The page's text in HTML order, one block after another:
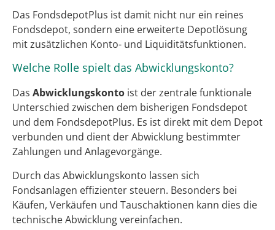
Das FondsdepotPlus ist damit nicht nur ein reines
Fondsdepot, sondern eine erweiterte Depotlösung
mit zusätzlichen Konto- und Liquiditätsfunktionen.
Welche Rolle spielt das Abwicklungskonto?
Das Abwicklungskonto ist der zentrale funktionale
Unterschied zwischen dem bisherigen Fondsdepot
und dem FondsdepotPlus. Es ist direkt mit dem Depot
verbunden und dient der Abwicklung bestimmter
Zahlungen und Anlagevorgänge.
Durch das Abwicklungskonto lassen sich
Fondsanlagen effizienter steuern. Besonders bei
Käufen, Verkäufen und Tauschaktionen kann dies die
technische Abwicklung vereinfachen.